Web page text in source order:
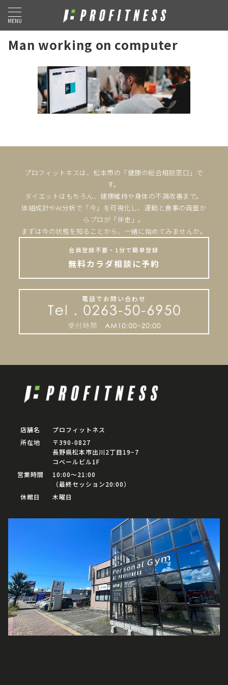
MENU
Man working on computer
プロフィットネスは、松本市の「健康の総合相談窓口」で
す。
ダイエットはもちろん、健康維持や身体の不調改善まで。
体組成計やAI分析で「今」を可視化し、運動と食事の両面か
らプロが「伴走」。
まずは今の状態を知ることから、一緒に始めてみませんか。
会員登録不要・1分で簡単登録
無料カラダ相談に予約
電話でお問い合わせ
店舗名
プロフィットネス
所在地
〒390-0827
長野県松本市出川2丁目19−7
コベールビル1F
営業時間
10:00〜21:00
（最終セッション20:00）
休館日
木曜日